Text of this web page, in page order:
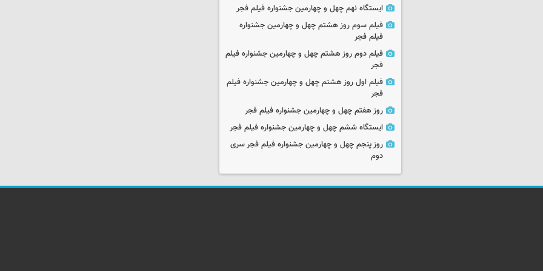
ایستگاه نهم چهل و چهارمین جشنواره فیلم فجر
فیلم سوم روز هشتم چهل و چهارمین جشنواره
فیلم فجر
فیلم دوم روز هشتم چهل و چهارمین جشنواره فیلم
فجر
فیلم اول روز هشتم چهل و چهارمین جشنواره فیلم
فجر
روز هفتم چهل و چهارمین جشنواره فیلم فجر
ایستگاه ششم چهل و چهارمین جشنواره فیلم فجر
روز پنجم چهل و چهارمین جشنواره فیلم فجر سری
دوم